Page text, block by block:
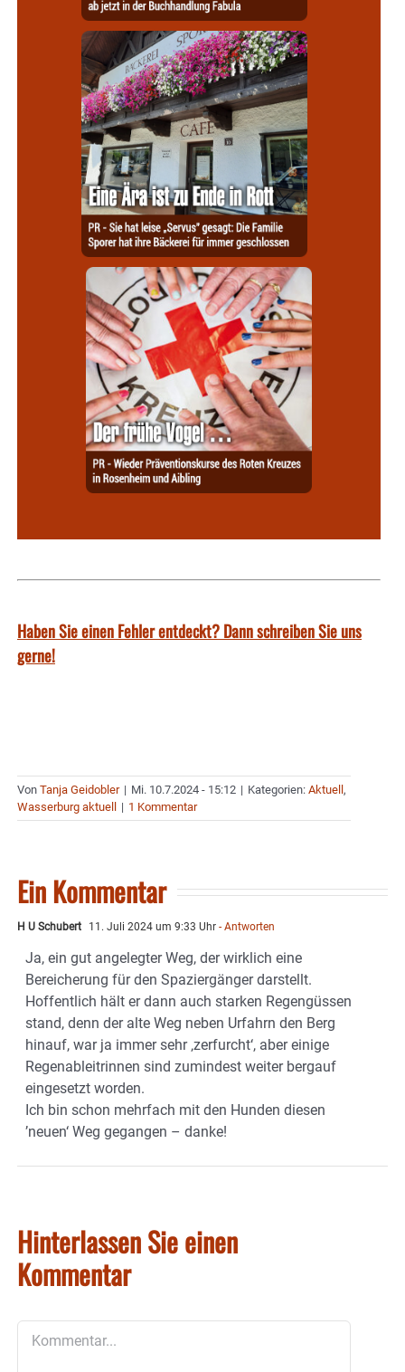
Haben Sie einen Fehler entdeckt? Dann schreiben Sie uns
gerne!
Von Tanja Geidobler | Mi. 10.7.2024 - 15:12 | Kategorien: Aktuell ,
Wasserburg aktuell
| 1 Kommentar
Ein Kommentar
H U Schubert 11. Juli 2024 um 9:33 Uhr - Antworten
Ja, ein gut angelegter Weg, der wirklich eine
Bereicherung für den Spaziergänger darstellt.
Hoffentlich hält er dann auch starken Regengüssen
stand, denn der alte Weg neben Urfahrn den Berg
hinauf, war ja immer sehr ‚zerfurcht‘, aber einige
Regenableitrinnen sind zumindest weiter bergauf
eingesetzt worden.
Ich bin schon mehrfach mit den Hunden diesen
’neuen‘ Weg gegangen – danke!
Hinterlassen Sie einen
Kommentar